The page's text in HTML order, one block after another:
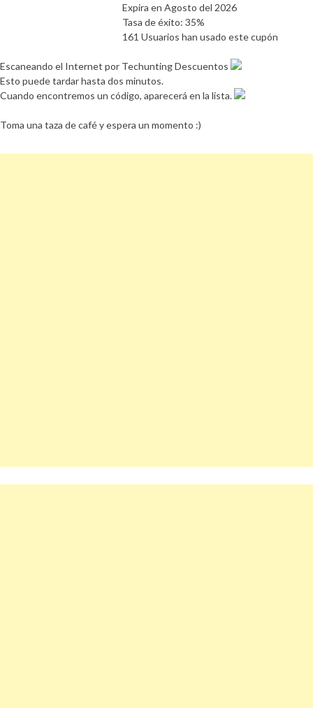
Expira en Agosto del 2026
Tasa de éxito: 35%
161 Usuarios han usado este cupón
Escaneando el Internet por Techunting Descuentos
Esto puede tardar hasta dos minutos.
Cuando encontremos un código, aparecerá en la lista.
Toma una taza de café y espera un momento :)